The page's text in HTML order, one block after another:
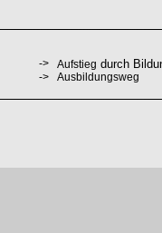
-> Aufstieg durch
-> Ausbildungsweg